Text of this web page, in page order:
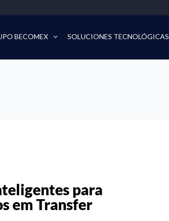
BECOMEX SOLUCIONES TECNOLÓGICAS
para
em Transfer